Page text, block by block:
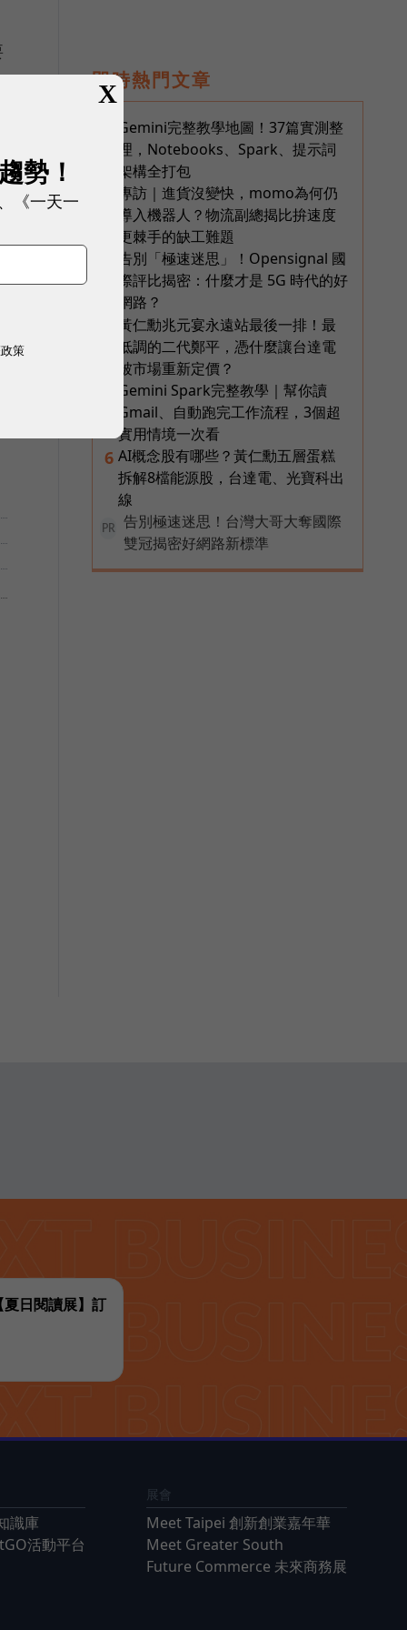
即時熱門文章
Gemini完整教學地圖！37篇實測整
理，Notebooks、Spark、提示詞
架構全打包
專訪｜進貨沒變快，momo為何仍
導入機器人？物流副總揭比拚速度
更棘手的缺工難題
告別「極速迷思」！Opensignal 國
際評比揭密：什麼才是 5G 時代的好
網路？
黃仁勳兆元宴永遠站最後一排！最
低調的二代鄭平，憑什麼讓台達電
被市場重新定價？
Gemini Spark完整教學｜幫你讀
Gmail、自動跑完工作流程，3個超
實用情境一次看
6 AI概念股有哪些？黃仁勳五層蛋糕
拆解8檔能源股，台達電、光寶科出
線
PR
告別極速迷思！台灣大哥大奪國際
雙冠揭密好網路新標準
日閱讀展】訂
識庫
活動平台
展會
Meet Taipei 創新創業嘉年華
Meet Greater South
Future Commerce 未來商務展
X
勢！
《一天一
策